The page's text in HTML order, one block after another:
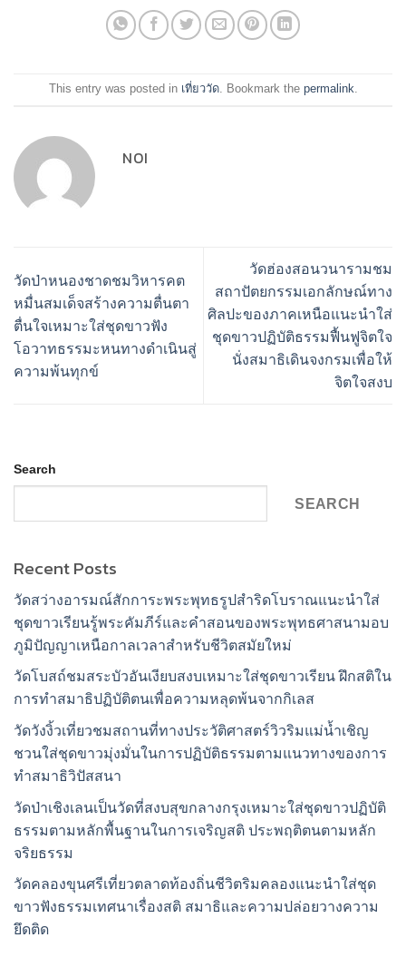
This entry was posted in เที่ยววัด. Bookmark the permalink.
NOI
วัดป่าหนองชาดชมวิหารคต
หมื่นสมเด็จสร้างความตื่นตา
ตื่นใจเหมาะใส่ชุดขาวฟัง
โอวาทธรรมะหนทางดำเนินสู่
ความพ้นทุกข์
วัดฮ่องสอนวนารามชม
สถาปัตยกรรมเอกลักษณ์ทาง
ศิลปะของภาคเหนือแนะนำใส่
ชุดขาวปฏิบัติธรรมฟื้นฟูจิตใจ
นั่งสมาธิเดินจงกรมเพื่อให้
จิตใจสงบ
Search
SEARCH
Recent Posts
วัดสว่างอารมณ์สักการะพระพุทธรูปสำริดโบราณแนะนำใส่
ชุดขาวเรียนรู้พระคัมภีร์และคำสอนของพระพุทธศาสนามอบ
ภูมิปัญญาเหนือกาลเวลาสำหรับชีวิตสมัยใหม่
วัดโบสถ์ชมสระบัวอันเงียบสงบเหมาะใส่ชุดขาวเรียน ฝึกสติใน
การทำสมาธิปฏิบัติตนเพื่อความหลุดพ้นจากกิเลส
วัดวังงิ้วเที่ยวชมสถานที่ทางประวัติศาสตร์วิวริมแม่น้ำเชิญ
ชวนใส่ชุดขาวมุ่งมั่นในการปฏิบัติธรรมตามแนวทางของการ
ทำสมาธิวิปัสสนา
วัดป่าเชิงเลนเป็นวัดที่สงบสุขกลางกรุงเหมาะใส่ชุดขาวปฏิบัติ
ธรรมตามหลักพื้นฐานในการเจริญสติ ประพฤติตนตามหลัก
จริยธรรม
วัดคลองขุนศรีเที่ยวตลาดท้องถิ่นชีวิตริมคลองแนะนำใส่ชุด
ขาวฟังธรรมเทศนาเรื่องสติ สมาธิและความปล่อยวางความ
ยึดติด